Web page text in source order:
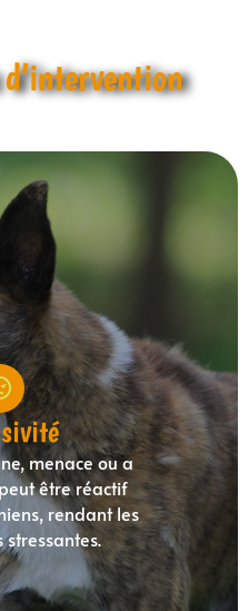
menace ou a
être réactif
rendant les